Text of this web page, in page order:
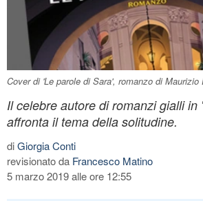
Cover di 'Le parole di Sara', romanzo di Maurizio
Il celebre autore di romanzi gialli in
affronta il tema della solitudine.
diGiorgia Conti
revisionato da Francesco Matino
5 marzo 2019 alle ore 12:55